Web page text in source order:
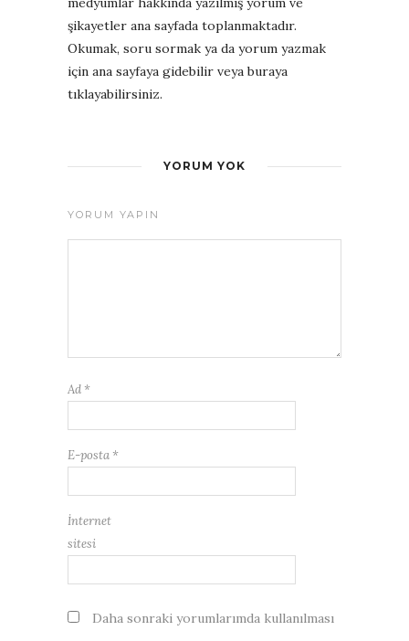
şikayetler ana sayfada toplanmaktadır.
Okumak, soru sormak ya da yorum yazmak
için ana sayfaya gidebilir veya buraya
tıklayabilirsiniz.
YORUM YOK
YORUM YAPIN
Ad *
E-posta *
İnternet
sitesi
Daha sonraki yorumlarımda kullanılması